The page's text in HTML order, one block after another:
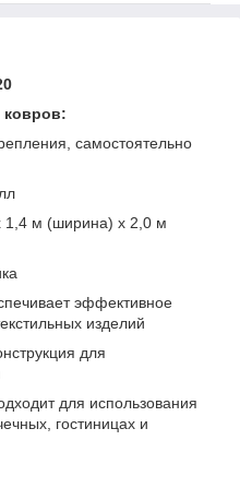
ковров:
самостоятельно
1,4 м (ширина) х 2,0 м
эффективное
изделий
для
для использования
гостиницах и